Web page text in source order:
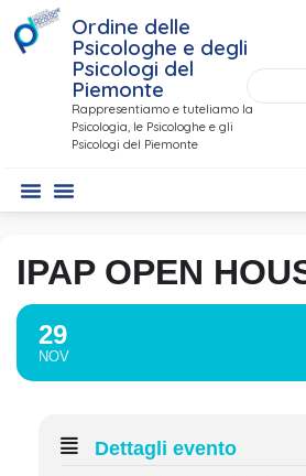
Ordine delle
Psicologhe e degli
Psicologi del
Piemonte
Rappresentiamo e tuteliamo la
Psicologia, le Psicologhe e gli
Psicologi del Piemonte
IPAP OPEN
29
NOV
Dettagli evento